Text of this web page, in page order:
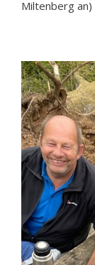
Miltenberg an)